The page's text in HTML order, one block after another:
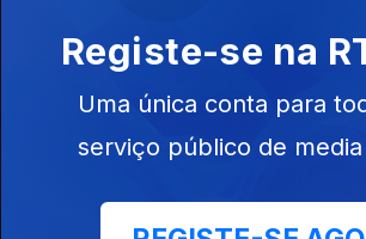
Opinião de...Carlos Rosado de
(Angola),
28 mai. 2026
Registe-se na
Uma única conta para
serviço público de media